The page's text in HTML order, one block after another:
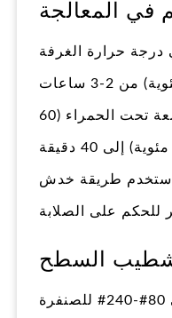
في المعالجة
درجة حرارة الغرفة
يمكن اختصار التسخين بالأشعة تحت الحمراء (60
استخدم طريقة خدش
السطح
استخدم ورق الصنفرة المائي 80#-240# للصنفرة